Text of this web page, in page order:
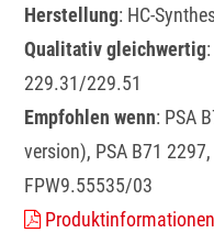
Herstellung: HC-
Qualitativ gleichwertig
229.31/229.51
Empfohlen wenn: PSA
version), PSA B71
FPW9.55535/03
Produktinformationen